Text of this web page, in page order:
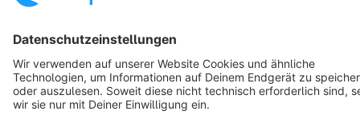
Cookie settings
Copyright © shopware AG - All rights reserved
Notice: * All prices are quoted net of the statutory value-added tax